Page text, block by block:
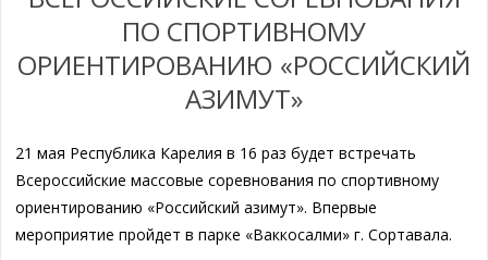
ПО СПОРТИВНОМУ
ОРИЕНТИРОВАНИЮ «РОССИЙСКИЙ
АЗИМУТ»
21 мая Республика Карелия в 16 раз будет встречать
Всероссийские массовые соревнования по спортивному
ориентированию «Российский азимут». Впервые
мероприятие пройдет в парке «Ваккосалми» г. Сортавала.